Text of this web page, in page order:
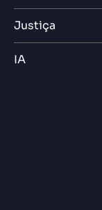
Justiça
IA